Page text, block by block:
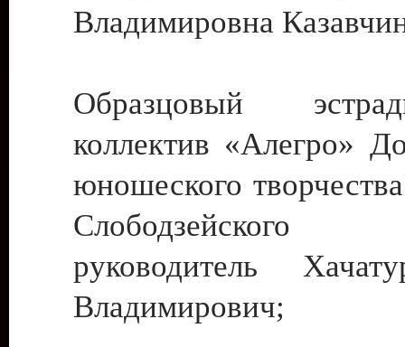
Владимировна
Образцовый
коллектив «Алегро»
юношеского
руководитель
Владимирович;